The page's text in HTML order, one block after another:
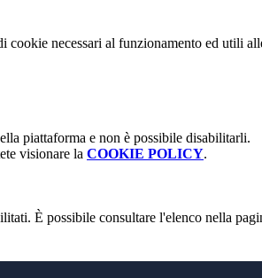
necessari al funzionamento ed utili
piattaforma e non è possibile disabilitarli.
visionare la COOKIE POLICY.
È possibile consultare l'elenco nella